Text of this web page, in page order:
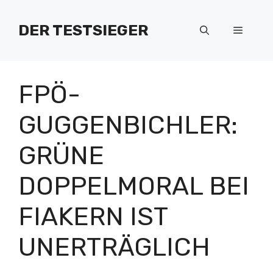
Inhalt
springenDER TESTSIEGER Menü
FPÖ-
GUGGENBICHLER:
GRÜNE
DOPPELMORAL BEI
FIAKERN IST
UNERTRÄGLICH